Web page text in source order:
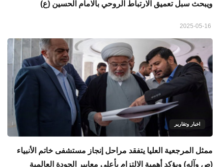
ويبحث سبل تعميق الارتباط الروحي بالامام الحسين (ع)
اخبار وتقارير
ممثل المرجعية العليا يتفقد مراحل إنجاز مستشفى خاتم الأنبياء
(ص وآله) ويؤكد أهمية الالتزام بأعلى معايير الجودة العالمية